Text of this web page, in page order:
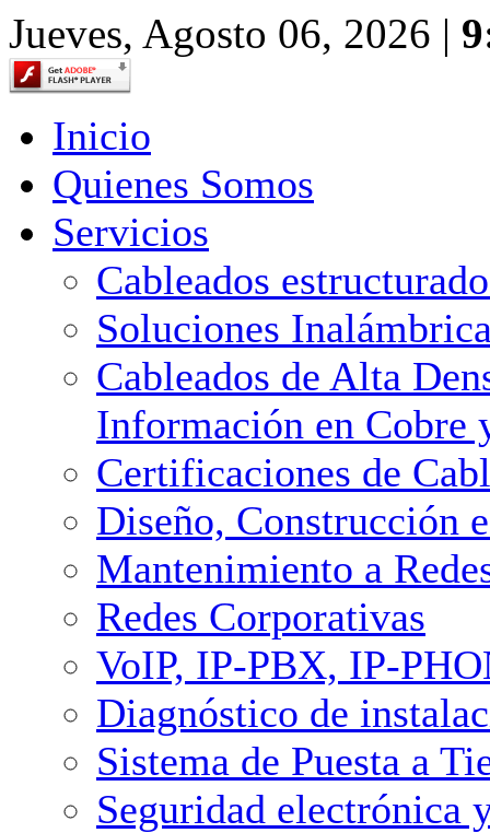
Jueves, Agosto 06, 2026 |
Inicio
Quienes Somos
Servicios
Cableados
Soluciones
Cableados de Alta
Información en Cobre
Certificaciones de
Diseño, Construcción
Mantenimiento a
Redes Corporativas
VoIP, IP-PBX, IP-
Diagnóstico de
Sistema de Puesta a
Seguridad electrónica